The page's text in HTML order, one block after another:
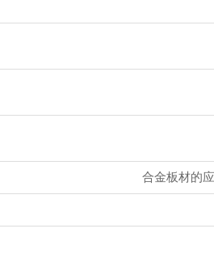
合金板材的